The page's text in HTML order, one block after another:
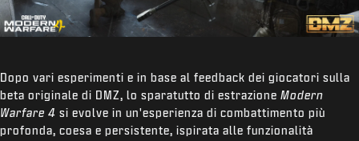
Dopo vari esperimenti e in base al feedback dei giocatori sulla
beta originale di DMZ, lo sparatutto di estrazione Modern
Warfare 4 si evolve in un'esperienza di combattimento più
profonda, coesa e persistente, ispirata alle funzionalità